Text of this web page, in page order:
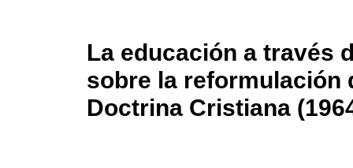
La educación a través
sobre la reformulación
Doctrina Cristiana